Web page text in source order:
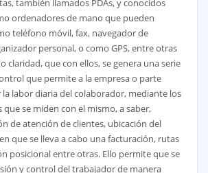
también llamados PDAs, y conocidos
ordenadores de mano que pueden
teléfono móvil, fax, navegador de
personal, o como GPS, entre otras
claridad, que con ellos, se genera una serie
que permite a la empresa o parte
labor diaria del colaborador, mediante los
se miden con el mismo, a saber,
de atención de clientes, ubicación del
que se lleva a cabo una facturación, rutas
posicional entre otras. Ello permite que se
y control del trabajador de manera